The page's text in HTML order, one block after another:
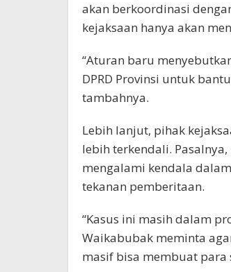
akan berkoordinasi
kejaksaan hanya akan
“Aturan baru
DPRD Provinsi untuk
tambahnya.
Lebih lanjut, pihak
lebih terkendali.
mengalami kendala
tekanan pemberitaan.
“Kasus ini masih dalam
Waikabubak meminta
masif bisa membuat para